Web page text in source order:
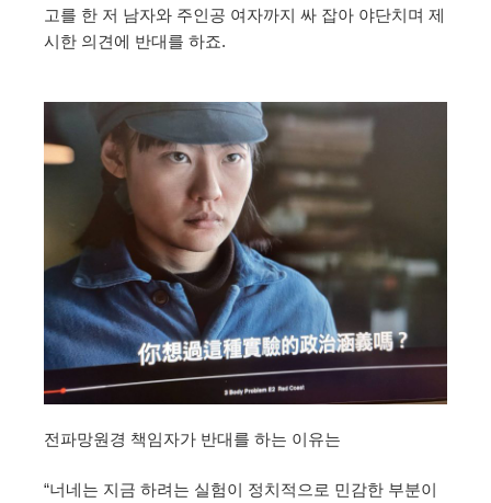
고를 한 저 남자와 주인공 여자까지 싸 잡아 야단치며 제
시한 의견에 반대를 하죠.
전파망원경 책임자가 반대를 하는 이유는
“너네는 지금 하려는 실험이 정치적으로 민감한 부분이